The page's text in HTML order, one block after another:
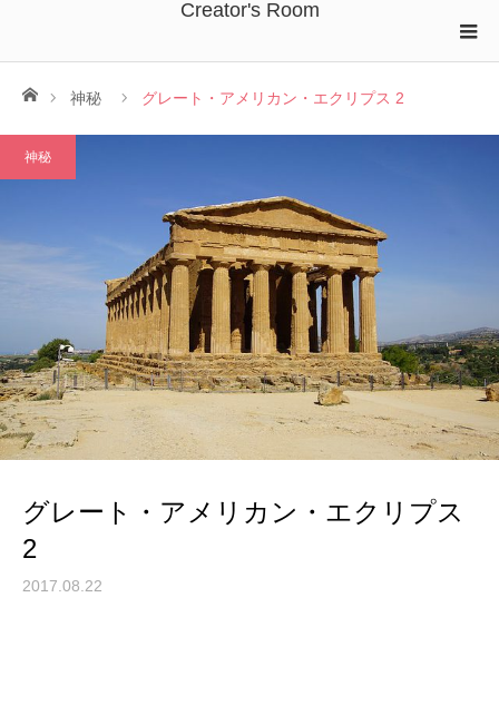
Creator's Room
ホーム神秘 グレート・アメリカン・エクリプス 2
神秘
グレート・アメリカン・エクリプス
2
2017.08.22